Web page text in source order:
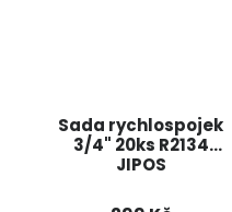
Sada rychlospojek
3/4" 20ks R2134
JIPOS